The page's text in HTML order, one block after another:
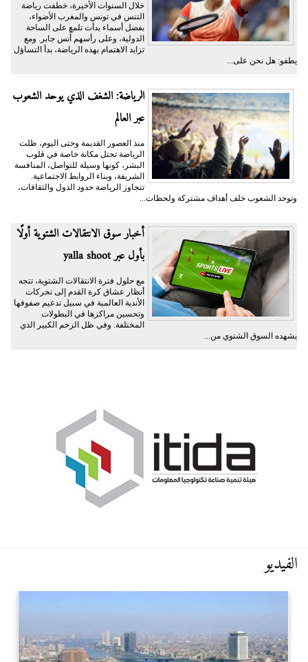
خلال السنوات الأخيرة، خطفت رياضة
التنس في تونس والمغرب الأضواء،
بفضل أسماء بدأت تلمع على الساحة
الدولية، وعلى رأسهم أُنس جابر. ومع
تزايد الاهتمام بهذه الرياضة، بدأ التساؤل
يطفو: هل نحن على...
الرياضة: الشغف الذي يوحد الشعوب
عبر العالم
منذ العصور القديمة وحتى اليوم، ظلت
الرياضة تحتل مكانة خاصة في قلوب
البشر، كونها وسيلة للتواصل، المنافسة
الشريفة، وبناء الروابط الاجتماعية.
تتجاوز الرياضة حدود الدول والثقافات،
وتوحد الشعوب خلف أهداف مشتركة ولحظات...
أخبار سوق الانتقالات الشتوية أولًا
بأول عبر yalla shoot
مع حلول فترة الانتقالات الشتوية، تتجه
أنظار عشاق كرة القدم إلى تحركات
الأندية العالمية في سبيل تدعيم صفوفها
وتحسين مراكزها في البطولات
المختلفة. وفي ظل الزخم الكبير الذي
يشهده السوق الشتوي من...
الفيديو